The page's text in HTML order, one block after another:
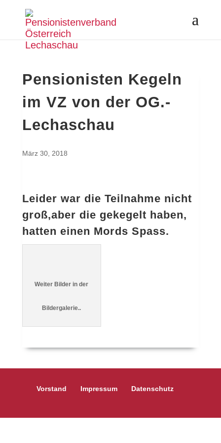
Pensionisten Kegeln
im VZ von der OG.-
Lechaschau
März 30, 2018
Leider war die Teilnahme nicht
groß,aber die gekegelt haben,
hatten einen Mords Spass.
Weiter Bilder in der
Bildergalerie..
Vorstand Impressum Datenschutz